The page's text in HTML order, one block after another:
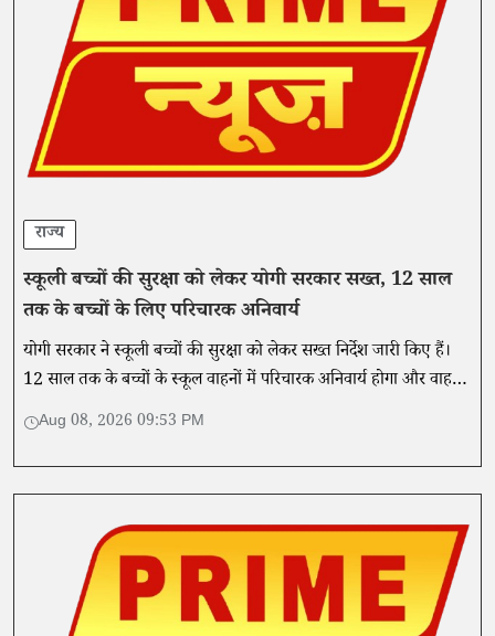
राज्य
स्कूली बच्चों की सुरक्षा को लेकर योगी सरकार सख्त, 12 साल
तक के बच्चों के लिए परिचारक अनिवार्य
योगी सरकार ने स्कूली बच्चों की सुरक्षा को लेकर सख्त निर्देश जारी किए हैं।
12 साल तक के बच्चों के स्कूल वाहनों में परिचारक अनिवार्य होगा और वाहनों
की फिटनेस व सुरक्षा उपकरणों की नियमित जांच होगी।
Aug 08, 2026 09:53 PM